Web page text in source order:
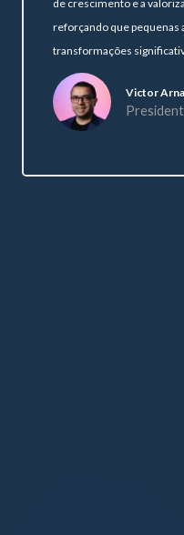
de crescimento e a
reforçando que pequenas
transformações
Victor